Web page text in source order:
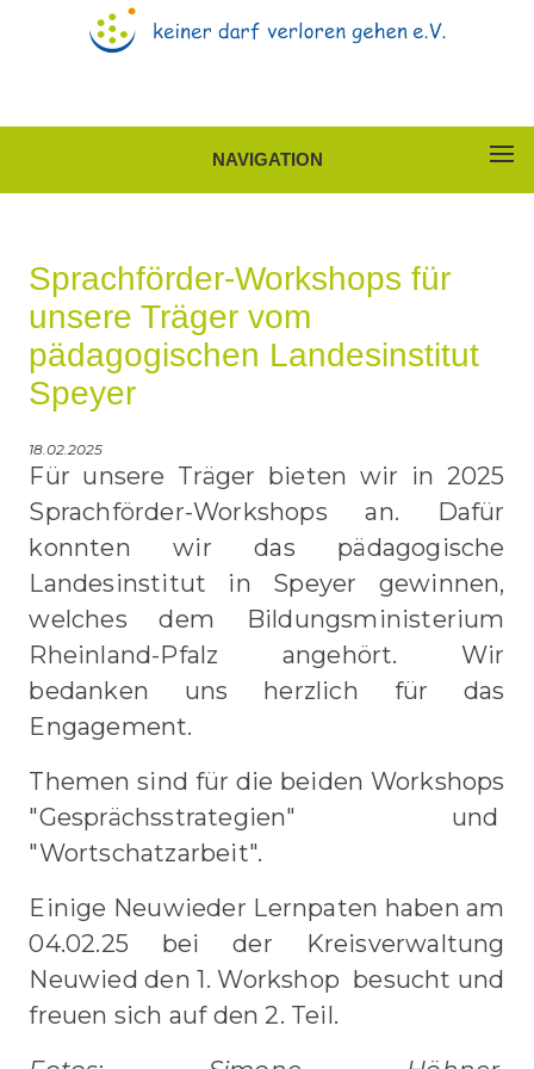
NAVIGATION
Sprachförder-Workshops für
unsere Träger vom
pädagogischen Landesinstitut
Speyer
18.02.2025
Für unsere Träger bieten wir in 2025
Sprachförder-Workshops an. Dafür
konnten wir das pädagogische
Landesinstitut in Speyer gewinnen,
welches dem Bildungsministerium
Rheinland-Pfalz angehört. Wir
bedanken uns herzlich für das
Engagement.
Themen sind für die beiden Workshops
"Gesprächsstrategien" und
"Wortschatzarbeit".
Einige Neuwieder Lernpaten haben am
04.02.25 bei der Kreisverwaltung
Neuwied den 1. Workshop besucht und
freuen sich auf den 2. Teil.